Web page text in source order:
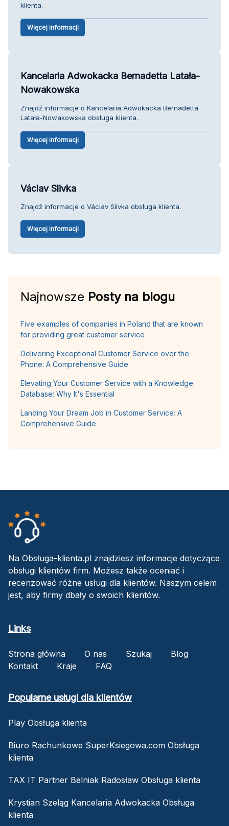
klienta.
Więcej informacji
Kancelaria Adwokacka Bernadetta Latała-
Nowakowska
Znajdź informacje o Kancelaria Adwokacka Bernadetta
Latała-Nowakowska obsługa klienta.
Więcej informacji
Václav Slivka
Znajdź informacje o Václav Slivka obsługa klienta.
Więcej informacji
Najnowsze Posty na blogu
Five examples of companies in Poland that are known
for providing great customer service
Delivering Exceptional Customer Service over the
Phone: A Comprehensive Guide
Elevating Your Customer Service with a Knowledge
Database: Why It's Essential
Landing Your Dream Job in Customer Service: A
Comprehensive Guide
Na Obsługa-klienta.pl znajdziesz informacje dotyczące
obsługi klientów firm. Możesz także oceniać i
recenzować różne usługi dla klientów. Naszym celem
jest, aby firmy dbały o swoich klientów.
Links
Strona główna O nas Szukaj
Blog
Kontakt
Kraje FAQ
Popularne usługi dla klientów
Play Obsługa klienta
Biuro Rachunkowe SuperKsiegowa.com Obsługa
klienta
TAX IT Partner Belniak Radosław Obsługa klienta
Krystian Szeląg Kancelaria Adwokacka Obsługa
klienta